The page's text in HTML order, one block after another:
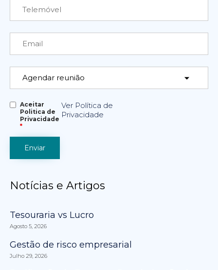
Aceitar
Politica de
Privacidade
*
Ver Política de
Privacidade
Notícias e Artigos
Tesouraria vs Lucro
Agosto 5, 2026
Gestão de risco empresarial
Julho 29, 2026